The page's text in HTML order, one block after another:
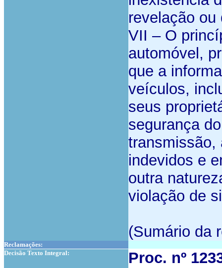
revelação ou
VII – O
automóvel,
que a
veículos,
seus
segurança
transmissão,
indevidos e
outra
violação de
(Sumário da
Reclamações:
Decisão Texto Integral:
Proc. nº